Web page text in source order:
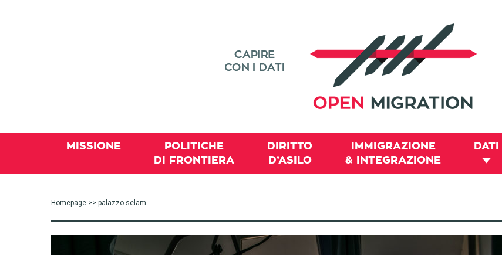
MISSIONE
POLITICHE
DI FRONTIERA
DIRITTO
D’ASILO
IMMIGRAZIONE
& INTEGRAZIONE
DATI
Homepage >> palazzo selam